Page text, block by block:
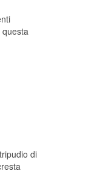
questa
di